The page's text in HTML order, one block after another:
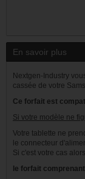
En savoir plus
Nextgen-Industry
cassée de votre
Ce forfait est
Si votre modèle ne
Votre tablette ne
le connecteur
Si c'est votre cas
le forfait